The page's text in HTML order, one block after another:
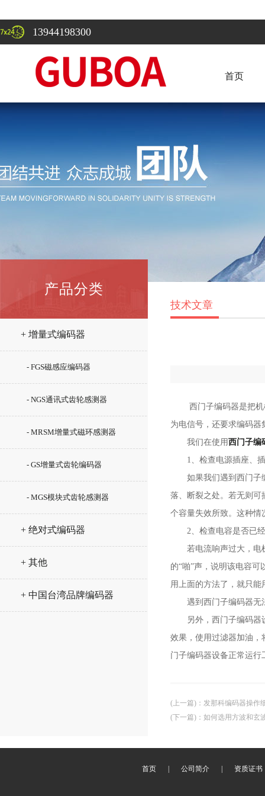
13944198300
首页
产品分类
+ 增量式编码器
- FGS磁感应编码器
- NGS通讯式齿轮感测器
- MRSM增量式磁环感测器
- GS增量式齿轮编码器
- MGS模块式齿轮感测器
+ 绝对式编码器
+ 其他
+ 中国台湾品牌编码器
技术文章
西门子编码器是把机械
为电信号，还要求编码
我们在使用西门子编
1、检查电源插座、插
如果我们遇到西门子编
落、断裂之处。若无则可
个容量失效所致。这种情
2、检查电容是否已
若电流响声过大，电机
的“啪”声，说明该电容
用上面的方法了，就只
遇到西门子编码器无法
另外，西门子编码器设
效果，使用过滤器加油，
门子编码器设备正常运
(上一篇) ： 发那科编码器操作
(下一篇) ： 如何选用方波和玄
首页 公司简介 资质证书